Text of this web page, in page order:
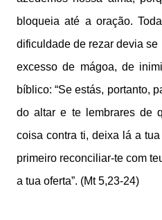
bloqueia até a oração.
dificuldade de rezar devia se
excesso de mágoa, de
bíblico: “Se estás, portanto,
do altar e te lembrares de
coisa contra ti, deixa lá a
primeiro reconciliar-te com
a tua oferta”. (Mt 5,23-24)